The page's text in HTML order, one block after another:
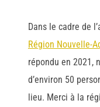
Dans le cadre de
Région Nouvelle-
répondu en 2021,
d’environ 50
lieu. Merci à la